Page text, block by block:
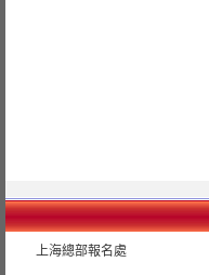
上海總部報名處